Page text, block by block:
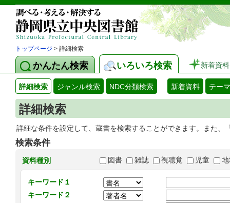
トップページ > 詳細検索
かんたん検索 いろいろ検索 新着資料
詳細検索 ジャンル検索 NDC分類検索 新着資料 テー
詳細検索
詳細な条件を設定して、蔵書を検索することができます。また
検索条件
資料種別 図書 雑誌 視聴覚 児童
キーワード１
キーワード２